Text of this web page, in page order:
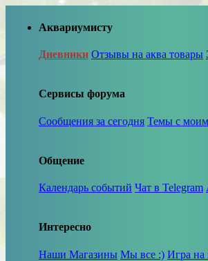
Аквариумисту
Дневники Отзывы на аква товары
Сервисы форума
Сообщения за сегодня Темы с
Общение
Календарь событий Чат в Telegram
Интересно
Наши Магазины Мы все :) Игра на